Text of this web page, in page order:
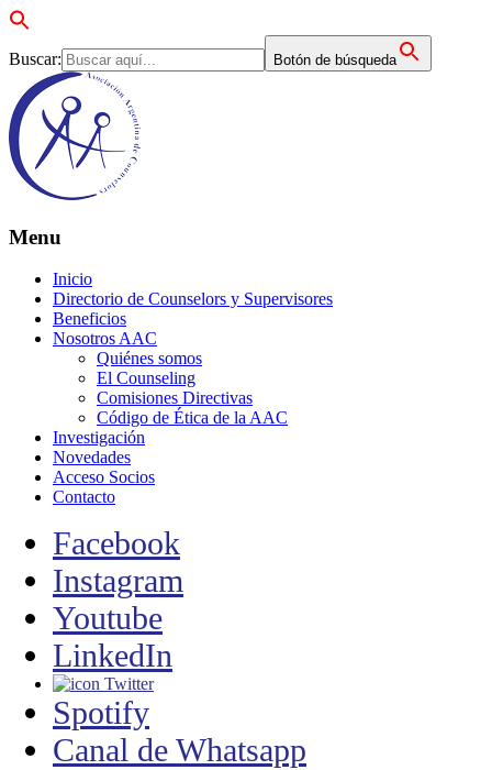
Buscar: Botón de búsqueda
Menu
Inicio
Directorio de Counselors y Supervisores
Beneficios
Nosotros AAC
Quiénes somos
El Counseling
Comisiones Directivas
Código de Ética de la AAC
Investigación
Novedades
Acceso Socios
Contacto
Facebook
Instagram
Youtube
LinkedIn
Twitter
Spotify
Canal de Whatsapp